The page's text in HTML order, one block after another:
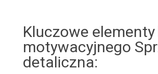
Kluczowe
motywacyjnego
detaliczna: